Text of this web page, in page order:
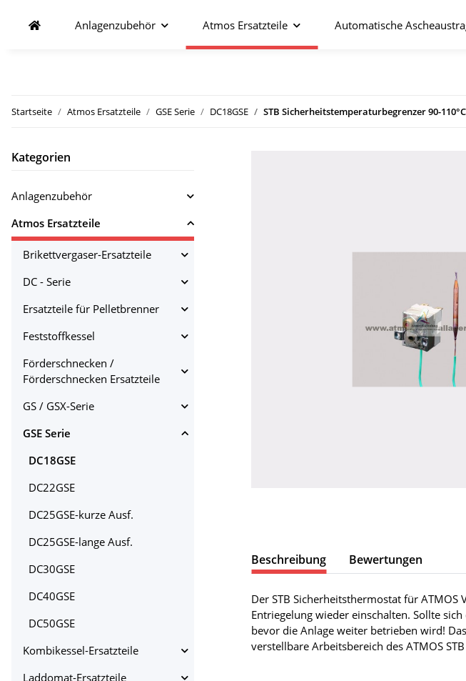
Anlagenzubehör Atmos Ersatzteile Automatische
Startseite Atmos Ersatzteile GSE Serie DC18GSE STB Sicherheitstemperaturbegrenzer 90-110°C
Beschreibung Bewertungen
Der STB Sicherheitsthermostat für ATMOS
Entriegelung wieder einschalten. Sollte
bevor die Anlage weiter betrieben wird!
verstellbare Arbeitsbereich des ATMOS
Kategorien
Anlagenzubehör
Atmos Ersatzteile
Brikettvergaser-Ersatzteile
DC - Serie
Ersatzteile für Pelletbrenner
Feststoffkessel
Förderschnecken /
Förderschnecken Ersatzteile
GS / GSX-Serie
GSE Serie
DC18GSE
DC22GSE
DC25GSE-kurze Ausf.
DC25GSE-lange Ausf.
DC30GSE
DC40GSE
DC50GSE
Kombikessel-Ersatzteile
Laddomat-Ersatzteile